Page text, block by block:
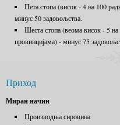
Пета стопа (висок - 4 на 100
минус 50 задовољства.
Шеста стопа (веома висок - 5
провинцијама) - минус 75
Приход
Миран начин
Производња сировина